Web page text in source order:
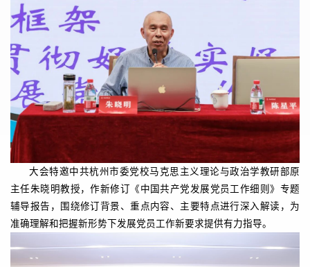
大会特邀中共杭州市委党校马克思主义理论与政治学教研部原
主任朱晓明教授，作新修订《中国共产党发展党员工作细则》专题
辅导报告，围绕修订背景、重点内容、主要特点进行深入解读，为
准确理解和把握新形势下发展党员工作新要求提供有力指导。